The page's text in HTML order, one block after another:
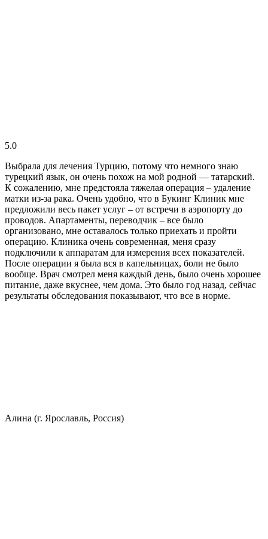
5.0
Выбрала для лечения Турцию, потому что немного знаю
турецкий язык, он очень похож на мой родной — татарский.
К сожалению, мне предстояла тяжелая операция – удаление
матки из-за рака. Очень удобно, что в Букинг Клиник мне
предложили весь пакет услуг – от встречи в аэропорту до
проводов. Апартаменты, переводчик – все было
организовано, мне оставалось только приехать и пройти
операцию. Клиника очень современная, меня сразу
подключили к аппаратам для измерения всех показателей.
После операции я была вся в капельницах, боли не было
вообще. Врач смотрел меня каждый день, было очень хорошее
питание, даже вкуснее, чем дома. Это было год назад, сейчас
результаты обследования показывают, что все в норме.
Алина (г. Ярославль, Россия)